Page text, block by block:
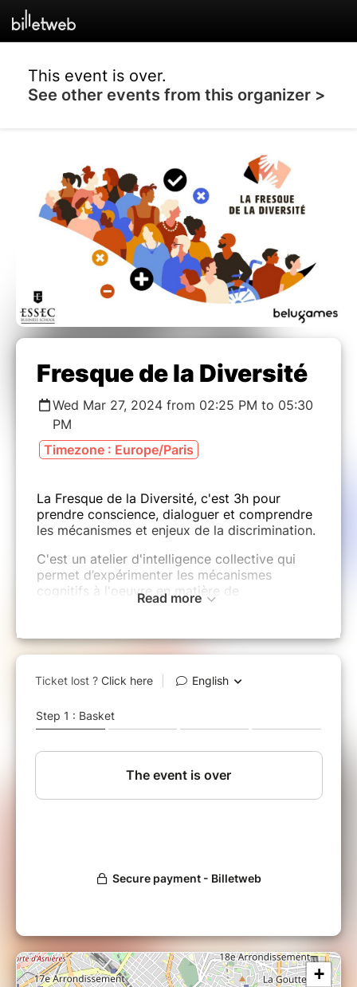
This event is over.
See other events from this organizer >
Fresque de la Diversité
Wed Mar 27, 2024 from 02:25 PM to 05:30
PM
Timezone : Europe/Paris
La Fresque de la Diversité, c'est 3h pour
prendre conscience, dialoguer et comprendre
les mécanismes et enjeux de la discrimination.
C'est un atelier d'intelligence collective qui
permet d’expérimenter les mécanismes
cognitifs à l'oeuvre en matière de
discriminations, de découvrir des approches
portée et leurs limites, tout en acquérant un
vocabulaire commun pour nouer un dialogue
constructif et faire émerger une société plus
inclusive et plus apaisée.
D'une durée de 3h, elle peut accueillir entre 10
et 16 personnes.
Bapteste, co-creatrice de la Fresque.
suivre l'atelier dans les meilleures conditions ?
L a Fresque de la Diversité est un atelier co-
créé par Belugames & l'Essec Business School.
Read more
+